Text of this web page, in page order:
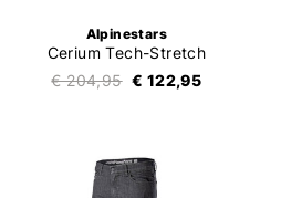
Alpinestars
Cerium Tech-Stretch
€ 204,95 € 122,95